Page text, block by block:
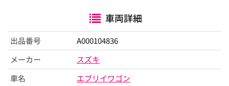
車両詳細
出品番号
A000104836
メーカー
スズキ
車名
エブリイワゴン